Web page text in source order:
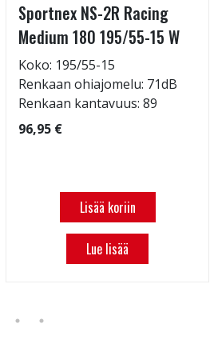
Sportnex NS-2R Racing
Medium 180 195/55-15 W
Koko: 195/55-15
Renkaan ohiajomelu: 71dB
Renkaan kantavuus: 89
96,95 €
Lisää koriin
Lue lisää